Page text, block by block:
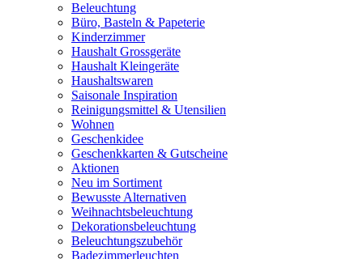
Beleuchtung
Büro, Basteln & Papeterie
Kinderzimmer
Haushalt Grossgeräte
Haushalt Kleingeräte
Haushaltswaren
Saisonale Inspiration
Reinigungsmittel & Utensilien
Wohnen
Geschenkidee
Geschenkkarten & Gutscheine
Aktionen
Neu im Sortiment
Bewusste Alternativen
Weihnachtsbeleuchtung
Dekorationsbeleuchtung
Beleuchtungszubehör
Badezimmerleuchten